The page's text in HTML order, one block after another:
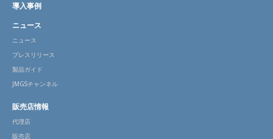
導入事例
ニュース
ニュース
プレスリリース
製品ガイド
JMGSチャンネル
販売店情報
代理店
販売店